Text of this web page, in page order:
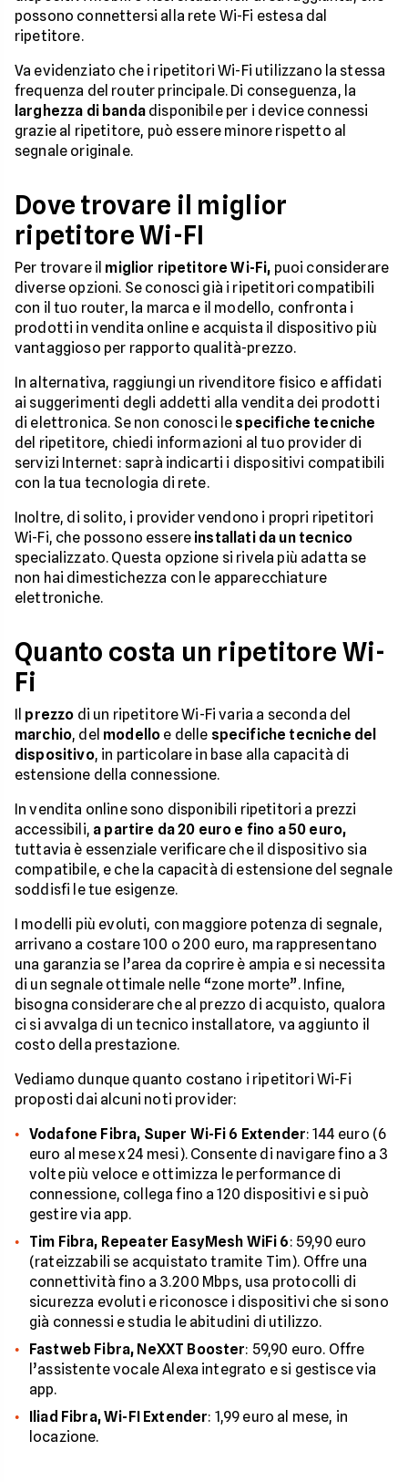
possono connettersi alla rete Wi-Fi estesa dal
ripetitore.
Va evidenziato che i ripetitori Wi-Fi utilizzano la stessa
frequenza del router principale. Di conseguenza, la
larghezza di bandadisponibile per i device connessi
grazie al ripetitore, può essere minore rispetto al
segnale originale.
Dove trovare il miglior
ripetitore Wi-FI
Per trovare il miglior ripetitore Wi-Fi, puoi considerare
diverse opzioni. Se conosci già i ripetitori compatibili
con il tuo router, la marca e il modello, confronta i
prodotti in vendita online e acquista il dispositivo più
vantaggioso per rapporto qualità-prezzo.
In alternativa, raggiungi un rivenditore fisico e affidati
ai suggerimenti degli addetti alla vendita dei prodotti
di elettronica. Se non conosci le specifiche tecniche
del ripetitore, chiedi informazioni al tuo provider di
servizi Internet: saprà indicarti i dispositivi compatibili
con la tua tecnologia di rete.
Inoltre, di solito, i provider vendono i propri ripetitori
Wi-Fi, che possono essere installati da un tecnico
specializzato. Questa opzione si rivela più adatta se
non hai dimestichezza con le apparecchiature
elettroniche.
Quanto costa un ripetitore Wi-
Fi
prezzo di un ripetitore Wi-Fi varia a seconda del
marchio, del modello e delle specifiche tecniche del
dispositivo, in particolare in base alla capacità di
estensione della connessione.
In vendita online sono disponibili ripetitori a prezzi
accessibili, a partire da 20 euro e fino a 50 euro,
tuttavia è essenziale verificare che il dispositivo sia
compatibile, e che la capacità di estensione del segnale
soddisfi le tue esigenze.
I modelli più evoluti, con maggiore potenza di segnale,
arrivano a costare 100 o 200 euro, ma rappresentano
una garanzia se l’area da coprire è ampia e si necessita
di un segnale ottimale nelle “zone morte”. Infine,
bisogna considerare che al prezzo di acquisto, qualora
ci si avvalga di un tecnico installatore, va aggiunto il
costo della prestazione.
Vediamo dunque quanto costano i ripetitori Wi-Fi
proposti dai alcuni noti provider:
Vodafone Fibra, Super Wi-Fi 6 Extender: 144 euro (6
euro al mese x 24 mesi). Consente di navigare fino a 3
volte più veloce e ottimizza le performance di
connessione, collega fino a 120 dispositivi e si può
gestire via app.
Tim Fibra, Repeater EasyMesh WiFi 6: 59,90 euro
(rateizzabili se acquistato tramite Tim). Offre una
connettività fino a 3.200 Mbps, usa protocolli di
sicurezza evoluti e riconosce i dispositivi che si sono
già connessi e studia le abitudini di utilizzo.
Fastweb Fibra, NeXXT Booster: 59,90 euro. Offre
l’assistente vocale Alexa integrato e si gestisce via
app.
Iliad Fibra, Wi-FI Extender: 1,99 euro al mese, in
locazione.